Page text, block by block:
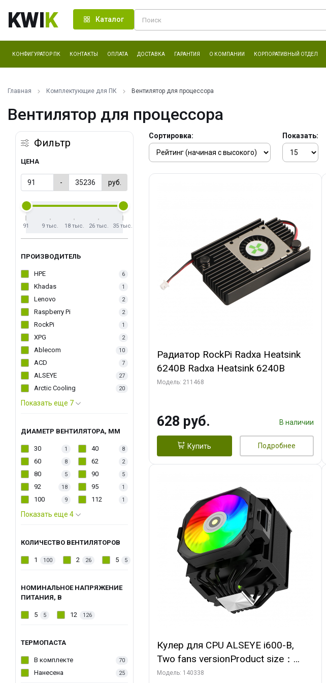
KWIK Каталог
КОНФИГУРАТОР ПК КОНТАКТЫ ОПЛАТА ДОСТАВКА ГАРАНТИЯ О КОМПАНИИ КОРПОРАТИВНЫЙ ОТДЕЛ
Главная Комплектующие для ПК Вентилятор для процессора
Вентилятор для процессора
Фильтр
ЦЕНА
- руб.
91 9 тыс. 18 тыс. 26 тыс. 35 тыс.
ПРОИЗВОДИТЕЛЬ
HPE 6
Khadas 1
Lenovo 2
Raspberry Pi 2
RockPi 1
XPG 2
Ablecom 10
ACD 7
ALSEYE 27
Arctic Cooling 20
Показать еще 7
ДИАМЕТР ВЕНТИЛЯТОРА, ММ
30 1 40 8
60 8 62 2
80 5 90 5
92 18 95 1
100 9 112 1
Показать еще 4
КОЛИЧЕСТВО ВЕНТИЛЯТОРОВ
1 100 2 26 5 5
НОМИНАЛЬНОЕ НАПРЯЖЕНИЕ
ПИТАНИЯ, В
5 5 12 126
ТЕРМОПАСТА
В комплекте 70
Нанесена 25
Сортировка: Показать:
Радиатор RockPi Radxa Heatsink
6240B Radxa Heatsink 6240B
Модель: 211468
628 руб. В наличии
Купить Подробнее
Кулер для CPU ALSEYE i600-B,
Two fans versionProduct size：
144x121x159mmTDP：
Модель: 140338